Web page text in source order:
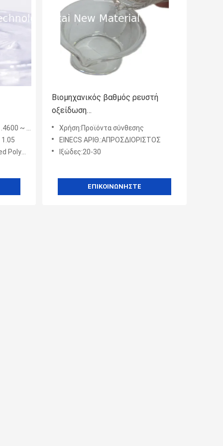
1.4800
Chemicals Product
Βιομηχανικός βαθμός ρευστή
οξείδωση
Polyphenylmethylsiloxane
ανθεκτική
Χρήση:Προϊόντα σύνθεσης
EINECS ΑΡΙΘ.:ΑΠΡΟΣΔΙΟΡΙΣΤΟΣ
Ιξώδες:20-30
ΕΠΙΚΟΙΝΩΝΉΣΤΕ